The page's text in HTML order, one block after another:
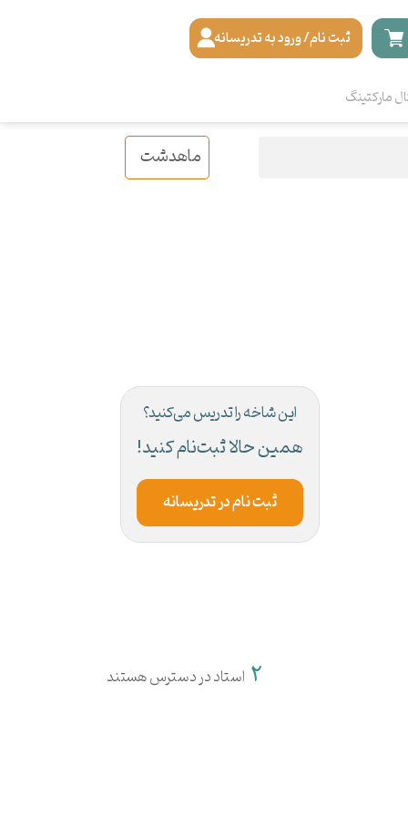
ثبت نام/ ورود به تدریسانه
مارکتینگ
ماهدشت
این شاخه را تدریس می‌کنید؟
همین حالا ثبت‌نام کنید!
ثبت نام در تدریسانه
2 استاد در دسترس هستند